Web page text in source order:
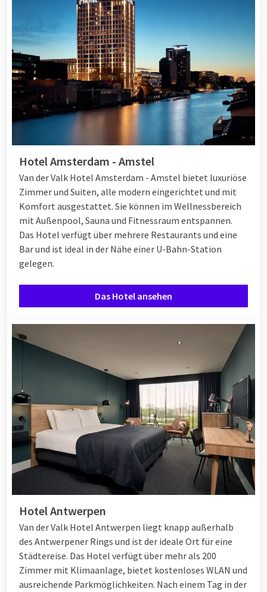
Hotel Amsterdam - Amstel
Van der Valk Hotel Amsterdam - Amstel bietet luxuriöse
Zimmer und Suiten, alle modern eingerichtet und mit
Komfort ausgestattet. Sie können im Wellnessbereich
mit Außenpool, Sauna und Fitnessraum entspannen.
Das Hotel verfügt über mehrere Restaurants und eine
Bar und ist ideal in der Nähe einer U-Bahn-Station
gelegen.
Das Hotel ansehen
Hotel Antwerpen
Van der Valk Hotel Antwerpen liegt knapp außerhalb
des Antwerpener Rings und ist der ideale Ort für eine
Städtereise. Das Hotel verfügt über mehr als 200
Zimmer mit Klimaanlage, bietet kostenloses WLAN und
ausreichende Parkmöglichkeiten. Nach einem Tag in der